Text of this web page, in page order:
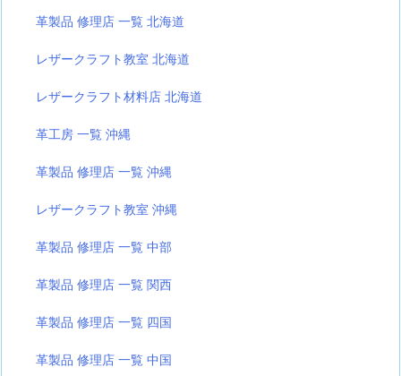
革製品 修理店 一覧 北海道
レザークラフト教室 北海道
レザークラフト材料店 北海道
革工房 一覧 沖縄
革製品 修理店 一覧 沖縄
レザークラフト教室 沖縄
革製品 修理店 一覧 中部
革製品 修理店 一覧 関西
革製品 修理店 一覧 四国
革製品 修理店 一覧 中国